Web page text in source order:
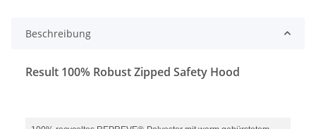
Beschreibung
Result 100% Robust Zipped Safety Hood